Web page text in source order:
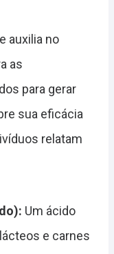
auxilia no
as
para gerar
sua eficácia
relatam
Um ácido
e carnes